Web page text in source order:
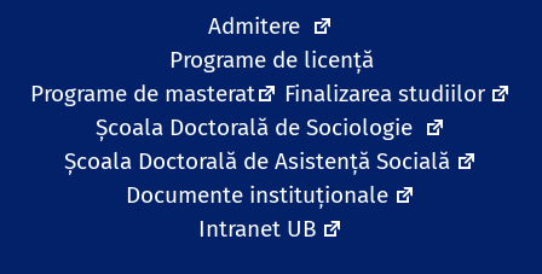
Admitere
Programe de licență
Programe de masterat
Finalizarea studiilor
Școala Doctorală de Sociologie
Școala Doctorală de Asistență Socială
Documente instituționale
Intranet UB